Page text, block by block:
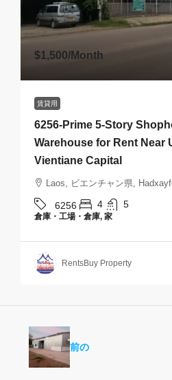
$1,500/Month
賃貸用
6256-Prime 5-Story
Warehouse for Rent Near
Vientiane Capital
Laos, ビエンチャン県,
6256 4 5
倉庫・工場・倉庫, 家
RentsBuy Property
前の